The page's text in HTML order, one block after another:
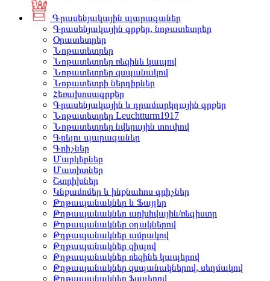
Գրասենյակային պարագաներ
Գրասենյակային գրքեր, նոթատետրեր
Օրատետրեր
Նոթատետրեր
Նոթատետրեր ռեզինե կապով
Նոթատետրեր զսպանակով
Նոթատետրի ներդիրներ
Հեռախոսագրքեր
Գրասենյակային և դրամարկղային գրքեր
Նոթատետրեր Leuchtturm1917
Նոթատետրեր նվերային տուփով
Գրելու պարագաներ
Գրիչներ
Մարկերներ
Մատիտներ
Շտրիխներ
Կնքամոմեր և ինքնահոս գրիչներ
Թղթապանակներ և Ֆայլեր
Թղթապանակներ արխիվային/ռեգիստր
Թղթապանակներ օղակներով
Թղթապանակներ ամրակով
Թղթապանակներ զիպով
Թղթապանակներ ռեզինե կապերով
Թղթապանակներ զսպանակներով, սեղմակով
Թղթապանակներ ֆայլերով